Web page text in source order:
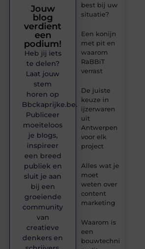
best bij uw
situatie?
Een konijn
met pit en
waarom
RaBBiT
verrast
De juiste
keuze in
ijzerwaren
uit
Antwerpen
voor elk
project
Alles wat je
moet
weten over
content
marketing
Waarom is
een
bouwtechnische
Jouw
blog
verdient
een
podium!
Heb jij iets
te delen?
Laat jouw
stem
horen op
Bbckaprijke.be.
Publiceer
moeiteloos
je blogs,
inspireer
een breed
publiek en
sluit je aan
bij een
groeiende
community
van
creatieve
denkers en